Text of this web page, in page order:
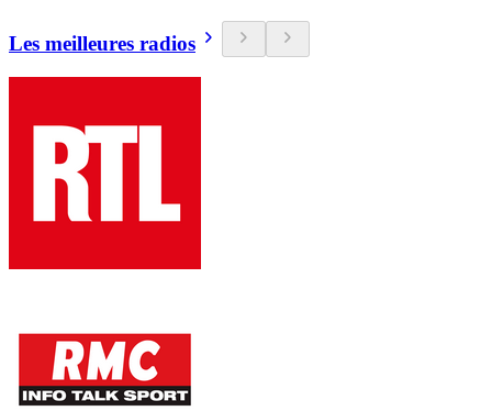
Les meilleures radios